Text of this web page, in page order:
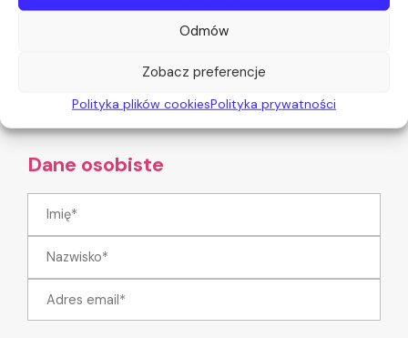
Odmów
Zobacz preferencje
Polityka plików cookiesPolityka prywatności
Wybierz kwotę
25 zł
100 zł
250 zł INNA
Dane osobiste